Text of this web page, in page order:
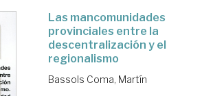
Las mancomunidades
provinciales entre la
descentralización y el
regionalismo
Bassols Coma, Martín